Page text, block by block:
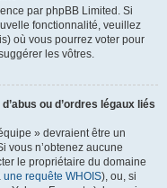
par phpBB Limited. Si
fonctionnalité, veuillez
où vous pourrez voter pour
les vôtres.
ou d’ordres légaux liés
» devraient être un
vous n’obtenez aucune
le propriétaire du domaine
une requête WHOIS), ou, si